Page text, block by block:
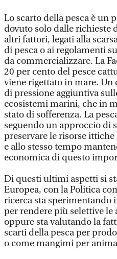
Lo scarto della pesca è un
dovuto solo dalle richieste
altri fattori, legati alla
di pesca o ai regolamenti
da commercializzare. La
20 per cento del pesce
viene rigettato in mare. Un
di pressione aggiuntiva
ecosistemi marini, che in
stato di sofferenza. La
seguendo un approccio di
preservare le risorse
e allo stesso tempo
economica di questo
Di questi ultimi aspetti si
Europea, con la Politica
ricerca sta sperimentando
per rendere più selettive le
oppure sta valutando la
scarti della pesca per
o come mangimi per